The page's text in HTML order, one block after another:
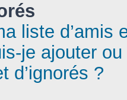
liste d’amis
je ajouter
d’ignorés ?